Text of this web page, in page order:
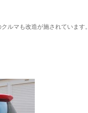
ルマも改造が施されています。